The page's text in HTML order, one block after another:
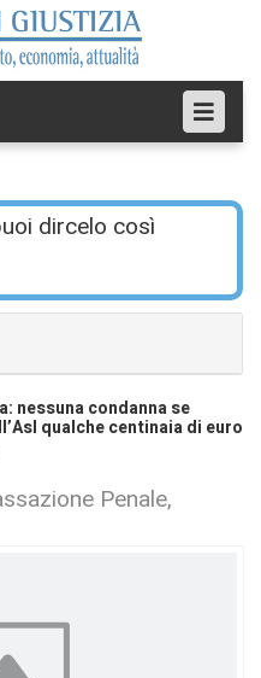
dircelo così
nessuna condanna se
qualche centinaia di euro
Penale